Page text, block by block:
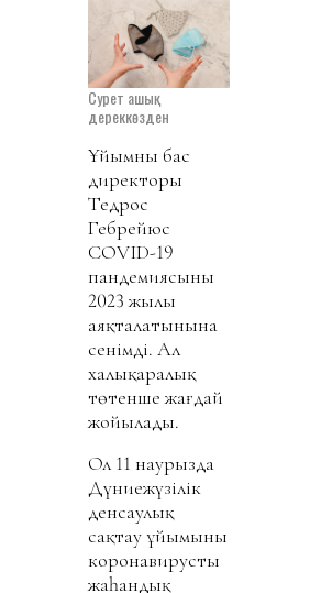
Сурет ашық
дереккөзден
Ұйымның бас
директоры
Тедрос
Гебрейюс
COVID-19
пандемиясының
2023 жылы
аяқталатынына
сенімді. Ал
халықаралық
төтенше жағдай
жойылады.
Ол 11 наурызда
Дүниежүзілік
денсаулық
сақтау ұйымының
коронавирустың
жаһандық